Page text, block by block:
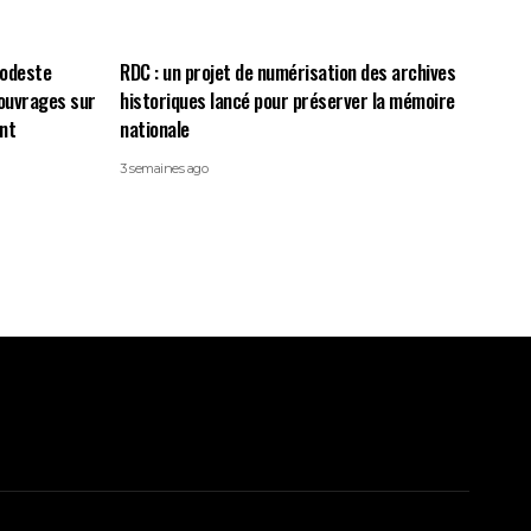
sur
RDC : un projet de numérisation des archives
historiques lancé pour préserver la mémoire
nationale
3 semaines ago